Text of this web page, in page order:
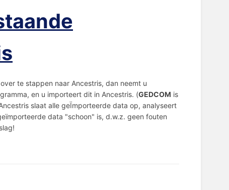
te stappen naar Ancestris, dan neemt u
en u importeert dit in Ancestris. (GEDCOM is
slaat alle geÏmporteerde data op, analyseert
data "schoon" is, d.w.z. geen fouten